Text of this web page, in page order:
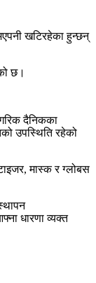
खटिरहेका हुन्छन्
छ।
दैनिकका
उपस्थिति रहेको
मास्क र ग्लोबस
धारणा व्यक्त